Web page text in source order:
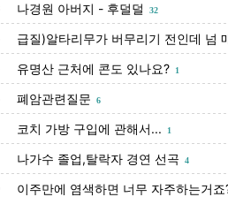
나경원 아버지 - 후덜덜 32
급질)알타리무가 버무리기 전인데 넘
유명산 근처에 콘도 있나요? 1
폐암관련질문 6
코치 가방 구입에 관해서... 1
나가수 졸업,탈락자 경연 선곡 4
이주만에 염색하면 너무 자주하는거죠